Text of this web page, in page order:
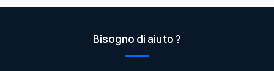
Bisogno di aiuto ?